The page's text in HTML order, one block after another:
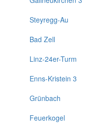
Steyregg-Au
Bad Zell
Linz-24er-Turm
Enns-Kristein 3
Grünbach
Feuerkogel